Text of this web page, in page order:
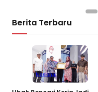
Berita Terbaru
Nasional